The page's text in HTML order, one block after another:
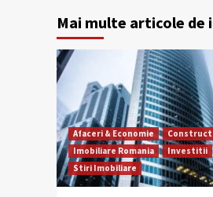
Mai multe articole de
Afaceri & Economie
Imobiliare Romania
Investitii
Stiri Imobiliare